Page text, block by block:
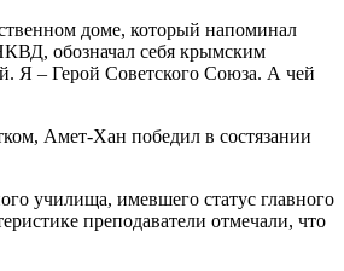
доме, который напоминал
обозначал себя крымским
Я – Герой Советского Союза. А чей
Амет-Хан победил в состязании
училища, имевшего статус главного
преподаватели отмечали, что